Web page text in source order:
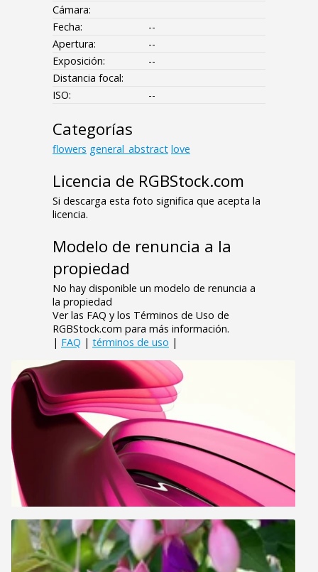
Cámara:
Fecha:
--
Apertura:
--
Exposición:
--
Distancia focal:
ISO:
--
Categorías
flowers general_abstract love
Licencia de RGBStock.com
Si descarga esta foto significa que acepta la
licencia.
Modelo de renuncia a la
propiedad
No hay disponible un modelo de renuncia a
la propiedad
Ver las FAQ y los Términos de Uso de
RGBStock.com para más información.
| FAQ | términos de uso |